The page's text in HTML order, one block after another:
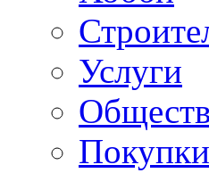
Услуги
Покупки